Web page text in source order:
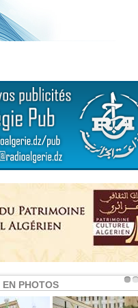
PHOTOS